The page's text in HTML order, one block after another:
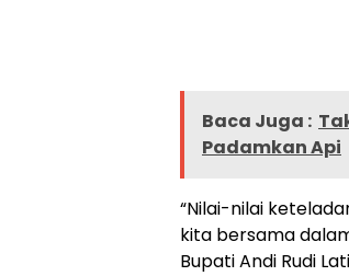
Baca Juga :
Padamkan Api
“Nilai-nilai
kita bersama
Bupati Andi Rudi